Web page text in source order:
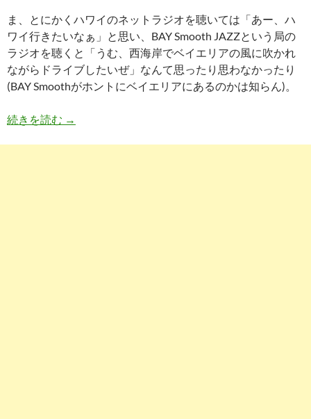
ま、とにかくハワイのネットラジオを聴いては「あー、ハ
ワイ行きたいなぁ」と思い、BAY Smooth JAZZという局の
ラジオを聴くと「うむ、西海岸でベイエリアの風に吹かれ
ながらドライブしたいぜ」なんて思ったり思わなかったり
(BAY Smoothがホントにベイエリアにあるのかは知らん)。
続きを読む ベクトルを間違えた努力
→